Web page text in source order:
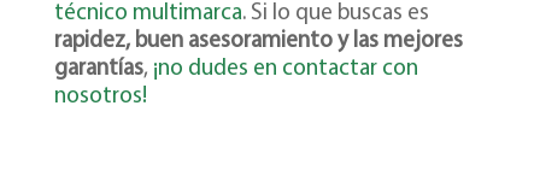
técnico multimarca. Si lo que buscas es
rapidez, buen asesoramiento y las mejores
garantías, ¡no dudes en contactar con
nosotros!